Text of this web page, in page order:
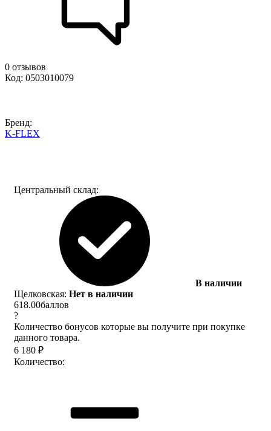
0 отзывов
Код: 0503010079
Бренд:
K-FLEX
Центральный склад:
В наличии
Щелковская: Нет в наличии
618.00баллов
?
Количество бонусов которые вы получите при покупке
данного товара.
6 180 ₽
Количество: